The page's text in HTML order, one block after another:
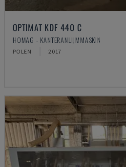
OPTIMAT KDF 440 C
HOMAG - KANTERANLIJMMASKIN
POLEN 2017